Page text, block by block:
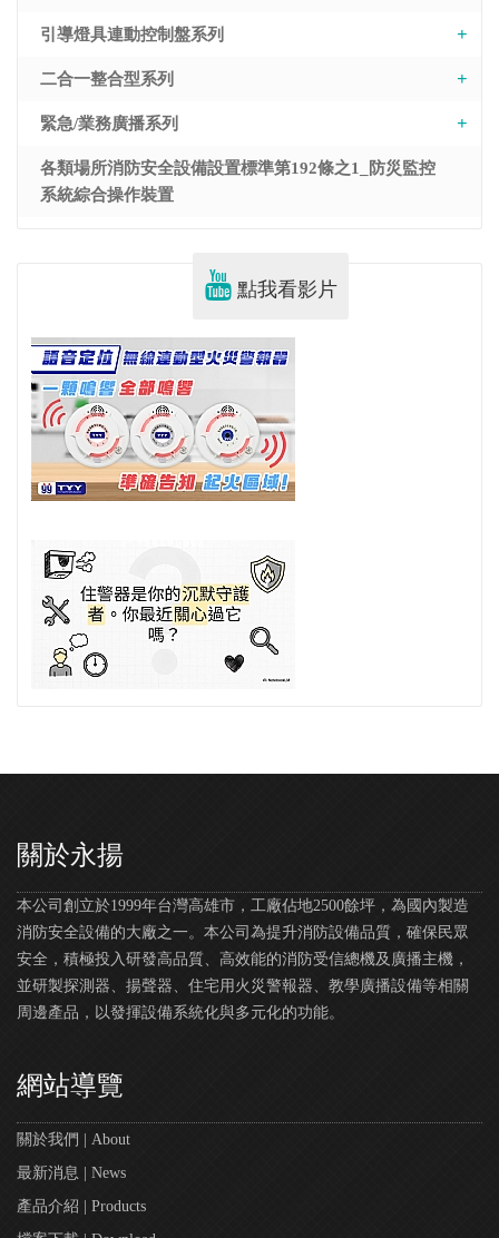
引導燈具連動控制盤系列
二合一整合型系列
緊急/業務廣播系列
各類場所消防安全設備設置標準第192條之1_防災監控
系統綜合操作裝置
點我看影片
關於永揚
本公司創立於1999年台灣高雄市，工廠佔地2500餘坪，為國內製造
消防安全設備的大廠之一。本公司為提升消防設備品質，確保民眾
安全，積極投入研發高品質、高效能的消防受信總機及廣播主機，
並研製探測器、揚聲器、住宅用火災警報器、教學廣播設備等相關
周邊產品，以發揮設備系統化與多元化的功能。
網站導覽
關於我們 | About
最新消息 | News
產品介紹 | Products